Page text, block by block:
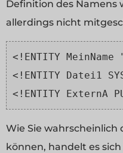
Definition des Namens
allerdings nicht
<!ENTITY MeinName
<!ENTITY Datei1
<!ENTITY ExternA
Wie Sie
können, handelt es